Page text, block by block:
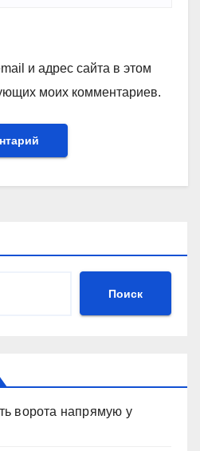
и адрес сайта в этом
моих комментариев.
Поиск
ворота напрямую у